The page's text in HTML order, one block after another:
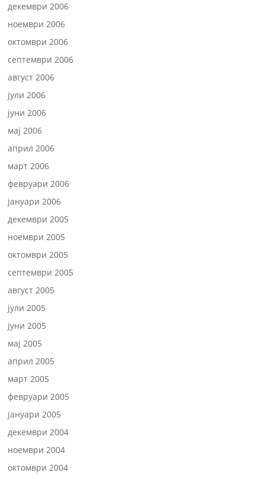
декември 2006
ноември 2006
октомври 2006
септември 2006
август 2006
јули 2006
јуни 2006
мај 2006
април 2006
март 2006
февруари 2006
јануари 2006
декември 2005
ноември 2005
октомври 2005
септември 2005
август 2005
јули 2005
јуни 2005
мај 2005
април 2005
март 2005
февруари 2005
јануари 2005
декември 2004
ноември 2004
октомври 2004